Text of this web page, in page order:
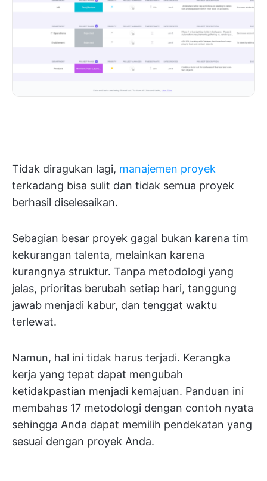
Tidak diragukan lagi, manajemen proyek
terkadang bisa sulit dan tidak semua proyek
berhasil diselesaikan.
Sebagian besar proyek gagal bukan karena tim
kekurangan talenta, melainkan karena
kurangnya struktur. Tanpa metodologi yang
jelas, prioritas berubah setiap hari, tanggung
jawab menjadi kabur, dan tenggat waktu
terlewat.
Namun, hal ini tidak harus terjadi. Kerangka
kerja yang tepat dapat mengubah
ketidakpastian menjadi kemajuan. Panduan ini
membahas 17 metodologi dengan contoh nyata
sehingga Anda dapat memilih pendekatan yang
sesuai dengan proyek Anda.